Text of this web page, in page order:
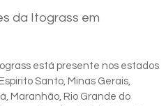
da Itograss em
está presente nos estados
Santo, Minas Gerais,
Maranhão, Rio Grande do